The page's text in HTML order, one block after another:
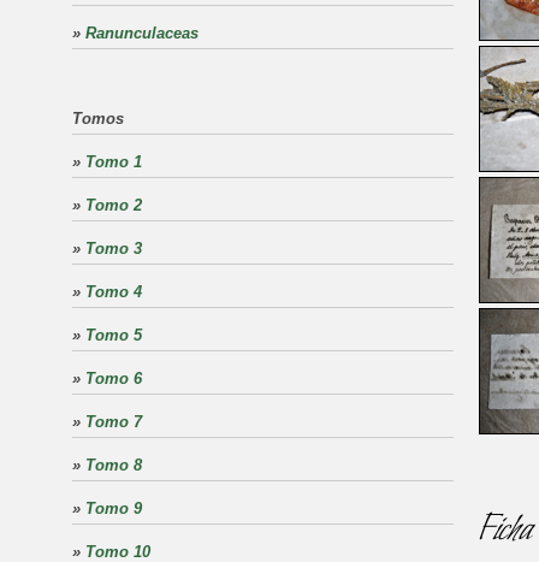
» Ranunculaceas
Tomos
» Tomo 1
» Tomo 2
» Tomo 3
» Tomo 4
» Tomo 5
» Tomo 6
» Tomo 7
» Tomo 8
» Tomo 9
» Tomo 10